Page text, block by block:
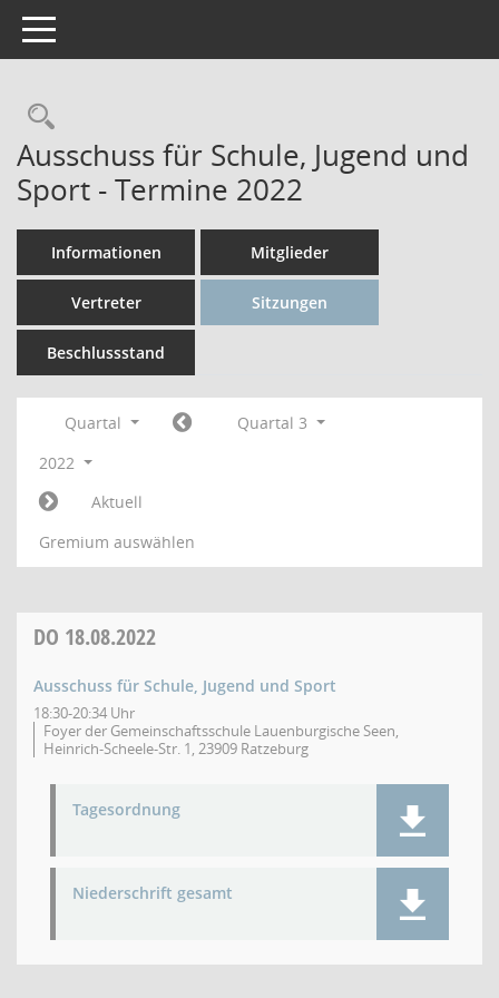
Toggle navigation
Rechercheauswahl
Ausschuss für Schule, Jugend und
Sport - Termine 2022
Informationen Mitglieder
Vertreter Sitzungen
Beschlussstand
Quartal
Quartal 3
2022
Aktuell
Gremium auswählen
DO 18.08.2022
Ausschuss für Schule, Jugend und Sport
18:30-20:34 Uhr
Foyer der Gemeinschaftsschule Lauenburgische Seen,
Heinrich-Scheele-Str. 1, 23909 Ratzeburg
Tagesordnung
Niederschrift gesamt